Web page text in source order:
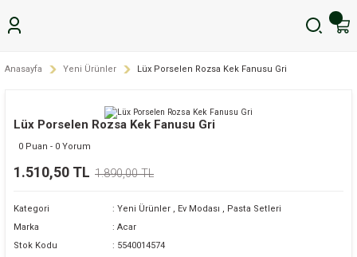
Anasayfa Yeni Ürünler Lüx Porselen Rozsa Kek Fanusu Gri
Lüx Porselen Rozsa Kek Fanusu Gri
0 Puan - 0 Yorum
1.510,50 TL 1.890,00 TL
Kategori Yeni Ürünler , Ev Modası , Pasta Setleri
Marka
Acar
Stok Kodu
5540014574